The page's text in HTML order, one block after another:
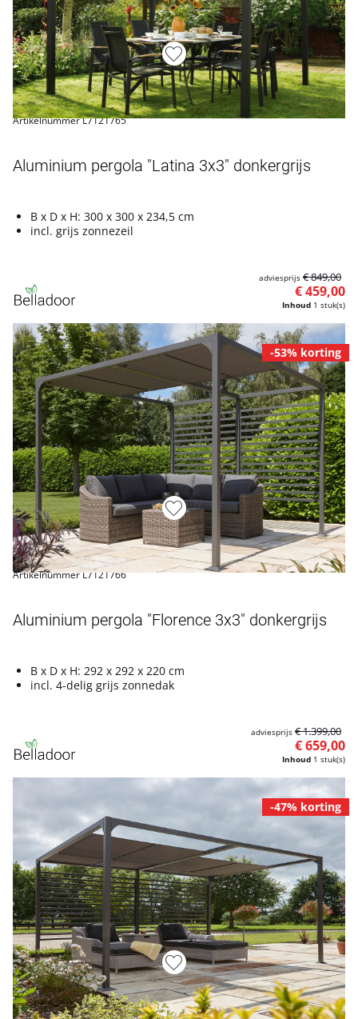
Artikelnummer L7121765
Aluminium pergola "Latina 3x3" donkergrijs
B x D x H: 300 x 300 x 234,5 cm
incl. grijs zonnezeil
Inhoud 1 stuk(s)
€ 459,00
adviesprijs € 849,00
-53% korting
Artikelnummer L7121766
Aluminium pergola "Florence 3x3" donkergrijs
B x D x H: 292 x 292 x 220 cm
incl. 4-delig grijs zonnedak
Inhoud 1 stuk(s)
€ 659,00
adviesprijs € 1.399,00
-47% korting